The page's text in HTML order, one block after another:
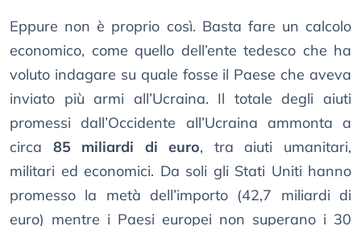
Eppure non è proprio così. Basta fare un calcolo
economico, come quello dell’ente tedesco che ha
voluto indagare su quale fosse il Paese che aveva
inviato più armi all’Ucraina. Il totale degli aiuti
promessi dall’Occidente all’Ucraina ammonta a
circa 85 miliardi di euro, tra aiuti umanitari,
militari ed economici. Da soli gli Stati Uniti hanno
promesso la metà dell’importo (42,7 miliardi di
euro) mentre i Paesi europei non superano i 30